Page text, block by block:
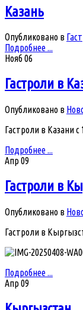
Казань
Опубликовано в
Подробнее ...
Нояб06
Гастроли в
Опубликовано в
Гастроли в Казани с
Подробнее ...
Апр09
Гастроли в
Опубликовано в
Гастроли в
Подробнее ...
Апр09